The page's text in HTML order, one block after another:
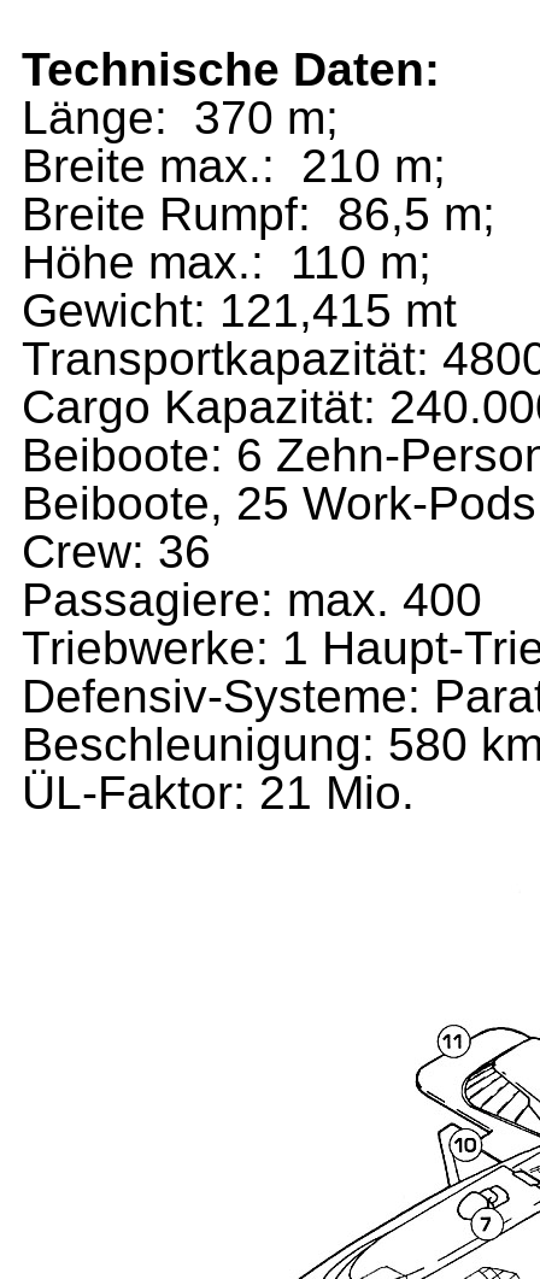
Technische Daten:
Länge:
370 m;
Breite max.:
210 m;
Breite Rumpf:
86,5 m;
Höhe max.:
110 m;
Gewicht: 121,415 mt
Transportkapazität:
Cargo Kapazität:
Beiboote: 6 Zehn-
Beiboote, 25 Work-Pods
Crew: 36
Passagiere: max. 400
Triebwerke: 1 Haupt-
Defensiv-Systeme:
Beschleunigung: 580
ÜL-Faktor: 21 Mio.